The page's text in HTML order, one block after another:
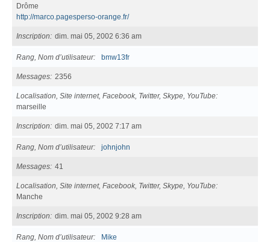
Drôme
http://marco.pagesperso-orange.fr/
Inscription dim. mai 05, 2002 6:36 am
Rang, Nom d’utilisateur bmw13fr
Messages 2356
Localisation, Site internet, Facebook, Twitter, Skype, YouTube
marseille
Inscription dim. mai 05, 2002 7:17 am
Rang, Nom d’utilisateur johnjohn
Messages 41
Localisation, Site internet, Facebook, Twitter, Skype, YouTube
Manche
Inscription dim. mai 05, 2002 9:28 am
Rang, Nom d’utilisateur Mike